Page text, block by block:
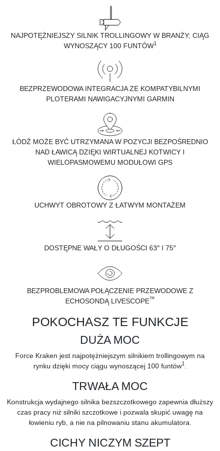
NAJPOTĘŻNIEJSZY SILNIK TROLLINGOWY W BRANŻY; CIĄG
WYNOSZĄCY 100 FUNTÓW1
BEZPRZEWODOWA INTEGRACJA ZE KOMPATYBILNYMI
PLOTERAMI NAWIGACYJNYMI GARMIN
ŁÓDŹ MOŻE BYĆ UTRZYMANA W POZYCJI BEZPOŚREDNIO
NAD ŁAWICĄ DZIĘKI WIRTUALNEJ KOTWICY I
WIELOPASMOWEMU MODUŁOWI GPS
UCHWYT OBROTOWY Z ŁATWYM MONTAŻEM
DOSTĘPNE WAŁY O DŁUGOŚCI 63″ I 75″
BEZPROBLEMOWA POŁĄCZENIE PRZEWODOWE Z
ECHOSONDĄ LIVESCOPE™
POKOCHASZ TE FUNKCJE
DUŻA MOC
Force Kraken jest najpotężniejszym silnikiem trollingowym na
rynku dzięki mocy ciągu wynoszącej 100 funtów1
TRWAŁA MOC
Konstrukcja wydajnego silnika bezszczotkowego zapewnia dłuższy
czas pracy niż silniki szczotkowe i pozwala skupić uwagę na
łowieniu ryb, a nie na pilnowaniu stanu akumulatora.
CICHY NICZYM SZEPT